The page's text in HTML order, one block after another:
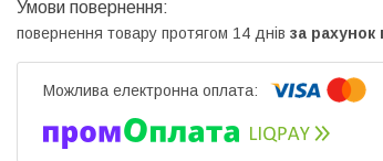
повернення товару протягом 14 днів за рахунок